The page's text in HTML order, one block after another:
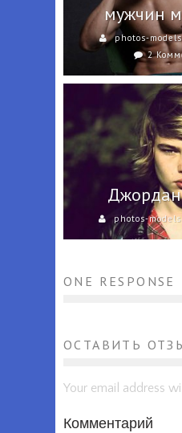
мужчин
photos-models
2
photos-models
ONE RESPONSE
ОСТАВИТЬ
Your email address
Комментарий